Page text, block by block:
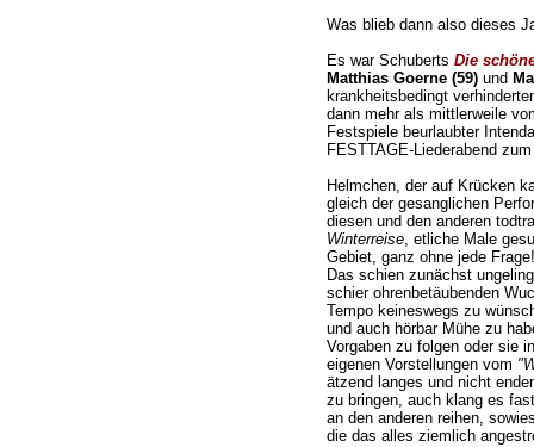
Was blieb dann also dieses
Es war Schuberts Die
Matthias Goerne (59)und
krankheitsbedingt
dann mehr als mittlerweile
Festspiele beurlaubter
FESTTAGE-Liederabend
Helmchen, der auf Krücken
gleich der gesanglichen
diesen und den anderen
Winterreise, etliche Male
Gebiet, ganz ohne jede
Das schien zunächst
schier ohrenbetäubenden
Tempo keineswegs zu
und auch hörbar Mühe zu
Vorgaben zu folgen oder sie
eigenen Vorstellungen vom
ätzend langes und nicht
zu bringen, auch klang es
an den anderen reihen,
die das alles ziemlich